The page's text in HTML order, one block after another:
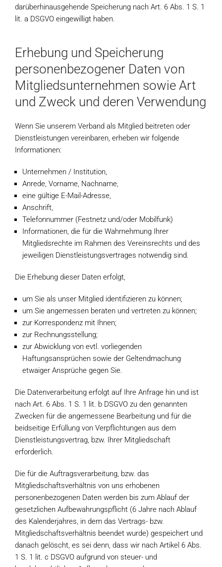
darüberhinausgehende Speicherung nach Art. 6 Abs. 1 S. 1
lit. a DSGVO eingewilligt haben.
Erhebung und Speicherung
personenbezogener Daten von
Mitgliedsunternehmen sowie Art
und Zweck und deren Verwendung
Wenn Sie unserem Verband als Mitglied beitreten oder
Dienstleistungen vereinbaren, erheben wir folgende
Informationen:
Unternehmen / Institution,
Anrede, Vorname, Nachname,
eine gültige E-Mail-Adresse,
Anschrift,
Telefonnummer (Festnetz und/oder Mobilfunk)
Informationen, die für die Wahrnehmung Ihrer
Mitgliedsrechte im Rahmen des Vereinsrechts und des
jeweiligen Dienstleistungsvertrages notwendig sind.
Die Erhebung dieser Daten erfolgt,
um Sie als unser Mitglied identifizieren zu können;
um Sie angemessen beraten und vertreten zu können;
zur Korrespondenz mit Ihnen;
zur Rechnungsstellung;
zur Abwicklung von evtl. vorliegenden
Haftungsansprüchen sowie der Geltendmachung
etwaiger Ansprüche gegen Sie.
Die Datenverarbeitung erfolgt auf Ihre Anfrage hin und ist
nach Art. 6 Abs. 1 S. 1 lit. b DSGVO zu den genannten
Zwecken für die angemessene Bearbeitung und für die
beidseitige Erfüllung von Verpflichtungen aus dem
Dienstleistungsvertrag, bzw. Ihrer Mitgliedschaft
erforderlich.
Die für die Auftragsverarbeitung, bzw. das
Mitgliedschaftsverhältnis von uns erhobenen
personenbezogenen Daten werden bis zum Ablauf der
gesetzlichen Aufbewahrungspflicht (6 Jahre nach Ablauf
des Kalenderjahres, in dem das Vertrags- bzw.
Mitgliedschaftsverhältnis beendet wurde) gespeichert und
danach gelöscht, es sei denn, dass wir nach Artikel 6 Abs.
1 S. 1 lit. c DSGVO aufgrund von steuer- und